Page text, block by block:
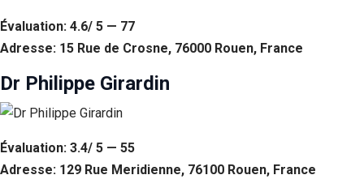
Évaluation: 4.6/ 5 — 77
Adresse: 15 Rue de Crosne, 76000 Rouen, France
Dr Philippe Girardin
Évaluation: 3.4/ 5 — 55
Adresse: 129 Rue Meridienne, 76100 Rouen, France